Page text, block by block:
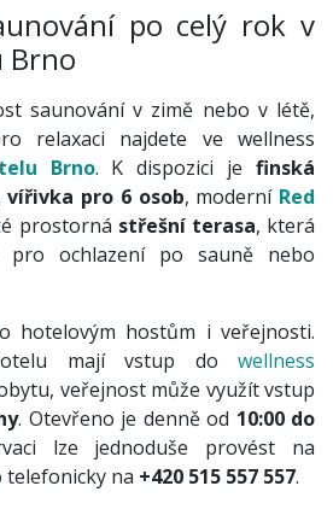
po celý rok v
Brno
saunování v zimě nebo v létě,
relaxaci najdete ve wellness
Brno. K dispozici je finská
vířivka pro 6 osob, moderní Red
prostorná střešní terasa, která
pro ochlazení po sauně nebo
hotelovým hostům i veřejnosti.
mají vstup do wellness
veřejnost může využít vstup
. Otevřeno je denně od 10:00 do
lze jednoduše provést na
telefonicky na +420 515 557 557.